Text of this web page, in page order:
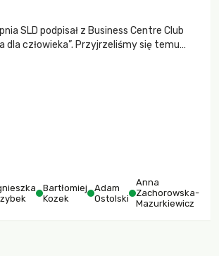
SLD podpisał z Business Centre Club
dla człowieka”. Przyjrzeliśmy się temu
Bartłomiej
Kozek
Adam
Ostolski
Anna
Zachorowska-
Mazurkiewicz